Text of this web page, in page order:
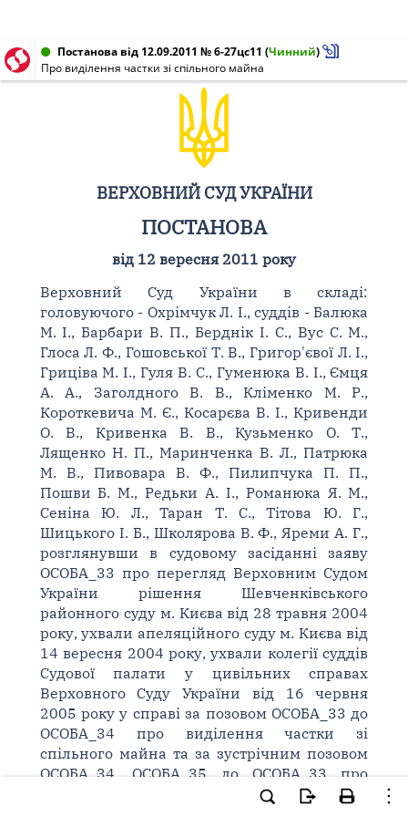
Постанова від 12.09.2011 № 6-27цс11 (Чинний)
Про виділення частки зі спільного майна
ВЕРХОВНИЙ СУД УКРАЇНИ
ПОСТАНОВА
від 12 вересня 2011 року
Верховний Суд України в складі:
головуючого - Охрімчук Л. І., суддів - Балюка
М. І., Барбари В. П., Берднік І. С., Вус С. М.,
Глоса Л. Ф., Гошовської Т. В., Григор'євої Л. І.,
Гриціва М. І., Гуля В. С., Гуменюка В. І., Ємця
А. А., Заголдного В. В., Кліменко М. Р.,
Короткевича М. Є., Косарєва В. І., Кривенди
О. В., Кривенка В. В., Кузьменко О. Т.,
Лященко Н. П., Маринченка В. Л., Патрюка
М. В., Пивовара В. Ф., Пилипчука П. П.,
Пошви Б. М., Редьки А. І., Романюка Я. М.,
Сеніна Ю. Л., Таран Т. С., Тітова Ю. Г.,
Шицького І. Б., Школярова В. Ф., Яреми А. Г.,
розглянувши в судовому засіданні заяву
ОСОБА_33 про перегляд Верховним Судом
України рішення Шевченківського
районного суду м. Києва від 28 травня 2004
року, ухвали апеляційного суду м. Києва від
14 вересня 2004 року, ухвали колегії суддів
Судової палати у цивільних справах
Верховного Суду України від 16 червня
2005 року у справі за позовом ОСОБА_33 до
ОСОБА_34 про виділення частки зі
спільного майна та за зустрічним позовом
ОСОБА_34, ОСОБА_35 до ОСОБА_33 про
визнання права власності на квартиру та